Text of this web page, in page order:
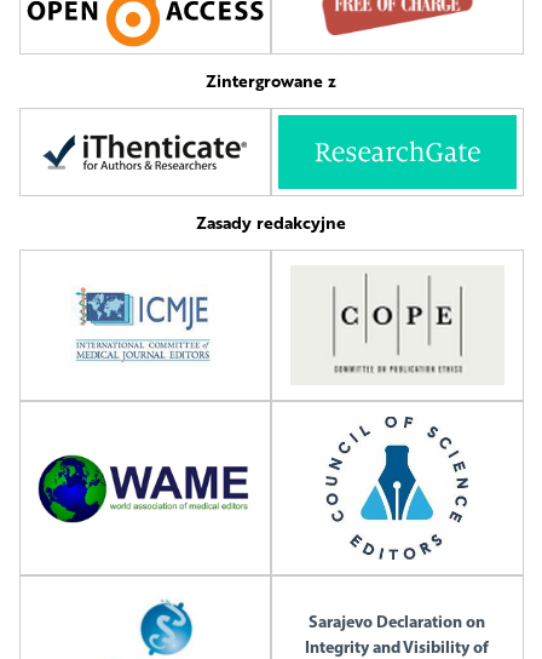
Zintergrowane z
Zasady redakcyjne
Sarajevo Declaration on
Integrity and Visibility of